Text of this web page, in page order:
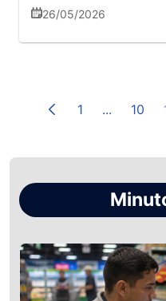
impróprio para
26/05/2026
1 ... 10